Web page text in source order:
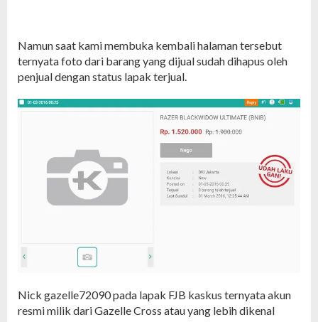
Namun saat kami membuka kembali halaman tersebut
ternyata foto dari barang yang dijual sudah dihapus oleh
penjual dengan status lapak terjual.
Nick gazelle72090 pada lapak FJB kaskus ternyata akun
resmi milik dari Gazelle Cross atau yang lebih dikenal